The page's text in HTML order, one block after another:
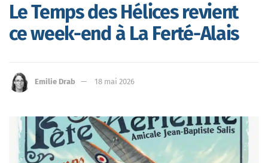
Le Temps des Hélices revient
ce week-end à La Ferté-Alais
Emilie Drab 18 mai 2026